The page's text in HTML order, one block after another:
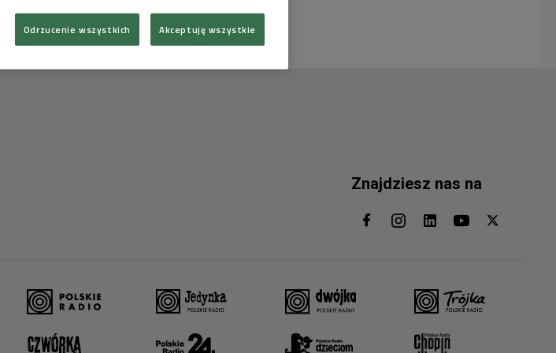
Znajdziesz nas na
Odrzucenie wszystkich Akceptuję wszystkie